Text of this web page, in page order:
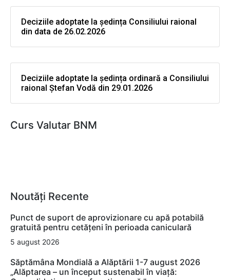
Deciziile adoptate la ședința Consiliului raional
din data de 26.02.2026
Deciziile adoptate la ședința ordinară a Consiliului
raional Ștefan Vodă din 29.01.2026
Curs Valutar BNM
Noutăți Recente
Punct de suport de aprovizionare cu apă potabilă
gratuită pentru cetățeni în perioada caniculară
5 august 2026
Săptămâna Mondială a Alăptării 1-7 august 2026
„Alăptarea – un început sustenabil în viață: